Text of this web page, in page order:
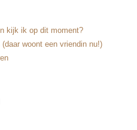
kijk ik op dit moment?
woont een vriendin nu!)